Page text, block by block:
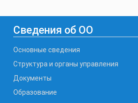
Сведения об ОО
Основные сведения
Структура и органы управления
Документы
Образование